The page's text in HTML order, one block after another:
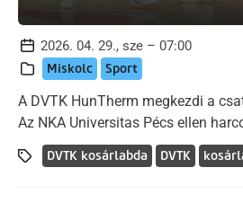
2026. 04. 29., sze – 07:00
Miskolc Sport
A DVTK HunTherm megkezdi a
Az NKA Universitas Pécs ellen
DVTK kosárlabda DVTK